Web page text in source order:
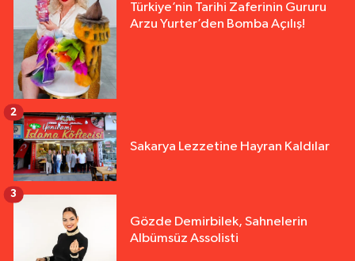
Türkiye’nin Tarihi Zaferinin Gururu
Arzu Yurter’den Bomba Açılış!
Sakarya Lezzetine Hayran Kaldılar
2
Gözde Demirbilek, Sahnelerin
Albümsüz Assolisti
3